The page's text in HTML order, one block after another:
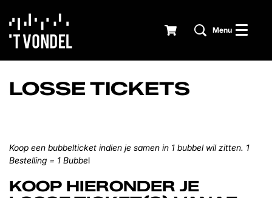
Menu
LOSSE TICKETS
Koop een bubbelticket indien je samen in 1 bubbel wil zitten. 1
Bestelling = 1 Bubbel
KOOP HIERONDER JE